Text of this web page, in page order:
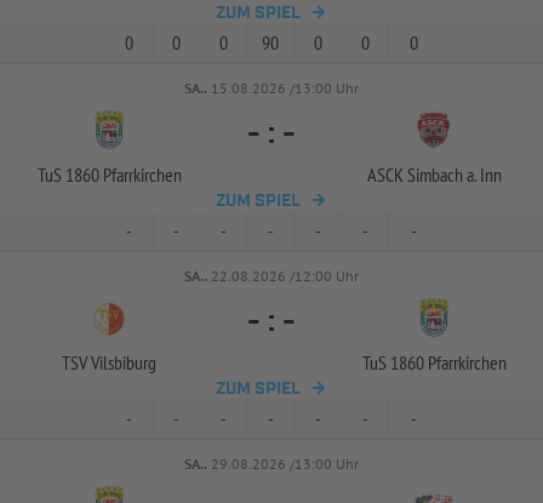
ZUM SPIEL
0 0 0 90 0 0 0
SA.. 15.08.2026 /13:00 Uhr
TuS 1860 Pfarrkirchen
- : -
ASCK Simbach a. Inn
ZUM SPIEL
- - - - - - -
SA.. 22.08.2026 /12:00 Uhr
TSV Vilsbiburg
- : -
TuS 1860 Pfarrkirchen
ZUM SPIEL
- - - - - - -
SA.. 29.08.2026 /13:00 Uhr